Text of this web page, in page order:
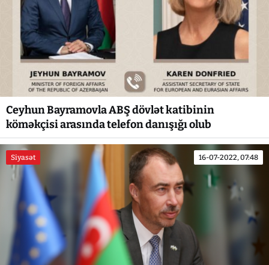
Ceyhun Bayramovla ABŞ dövlət katibinin
köməkçisi arasında telefon danışığı olub
Siyasət 16-07-2022, 07:48